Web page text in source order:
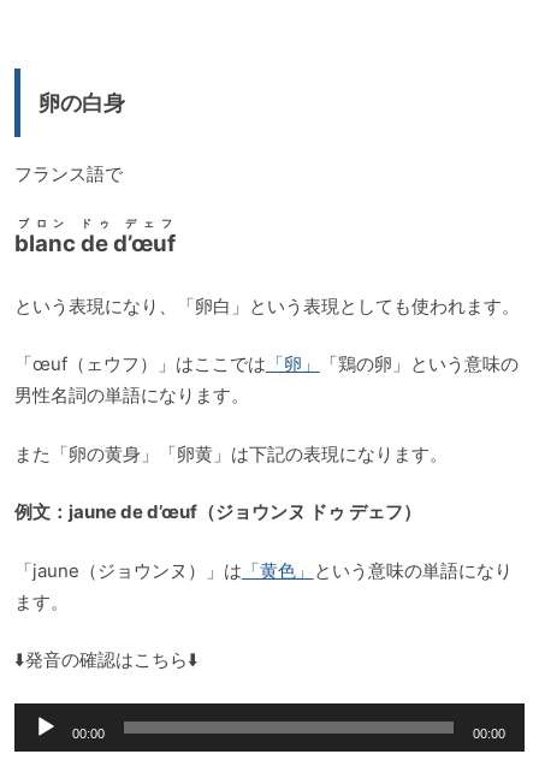
卵の白身
フランス語で
blanc de d’œuf
ブロン ドゥ デェフ
という表現になり、「卵白」という表現としても使われます。
「œuf（ェウフ）」はここでは 「卵」
「鶏の卵」という意味の
男性名詞の単語になります。
また「卵の黄身」「卵黄」は下記の表現になります。
例文：jaune de d’œuf（ジョウンヌ ドゥ デェフ）
「jaune（ジョウンヌ）」は 「黄色」 という意味の単語になり
ます。
⬇️発音の確認はこちら⬇️
声
00:00 00:00